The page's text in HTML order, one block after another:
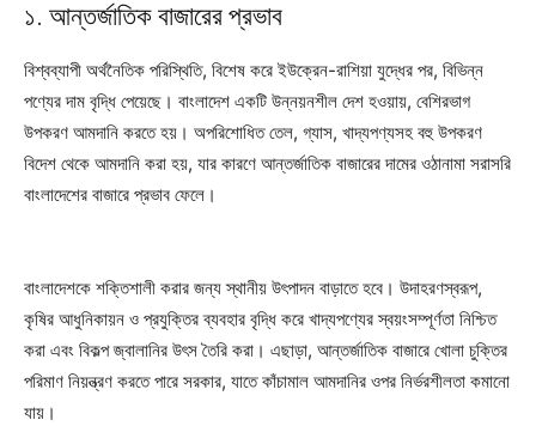
১. আন্তর্জাতিক বাজারের প্রভাব
বিশ্বব্যাপী অর্থনৈতিক পরিস্থিতি, বিশেষ করে ইউক্রেন-রাশিয়া যুদ্ধের পর, বিভিন্ন
পণ্যের দাম বৃদ্ধি পেয়েছে। বাংলাদেশ একটি উন্নয়নশীল দেশ হওয়ায়, বেশিরভাগ
উপকরণ আমদানি করতে হয়। অপরিশোধিত তেল, গ্যাস, খাদ্যপণ্যসহ বহু উপকরণ
বিদেশ থেকে আমদানি করা হয়, যার কারণে আন্তর্জাতিক বাজারের দামের ওঠানামা সরাসরি
বাংলাদেশের বাজারে প্রভাব ফেলে।
বাংলাদেশকে শক্তিশালী করার জন্য স্থানীয় উৎপাদন বাড়াতে হবে। উদাহরণস্বরূপ,
কৃষির আধুনিকায়ন ও প্রযুক্তির ব্যবহার বৃদ্ধি করে খাদ্যপণ্যের স্বয়ংসম্পূর্ণতা নিশ্চিত
করা এবং বিকল্প জ্বালানির উৎস তৈরি করা। এছাড়া, আন্তর্জাতিক বাজারে খোলা চুক্তির
পরিমাণ নিয়ন্ত্রণ করতে পারে সরকার, যাতে কাঁচামাল আমদানির ওপর নির্ভরশীলতা কমানো
যায়।